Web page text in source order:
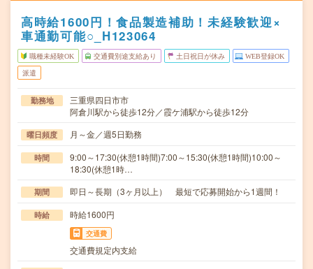
高時給1600円！食品製造補助！未経験歓迎×
車通勤可能○_H123064
職種未経験OK 交通費別途支給あり 土日祝日が休み WEB登録OK
派遣
勤務地
三重県四日市市
阿倉川駅から徒歩12分／霞ケ浦駅から徒歩12分
曜日頻度 月～金／週5日勤務
時間
9:00～17:30(休憩1時間)7:00～15:30(休憩1時間)10:00～
18:30(休憩1時…
期間 即日～長期（3ヶ月以上） 最短で応募開始から1週間！
時給 時給1600円
交通費
交通費規定内支給